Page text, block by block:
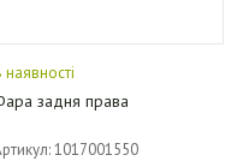
наявності
задня права
1017001550